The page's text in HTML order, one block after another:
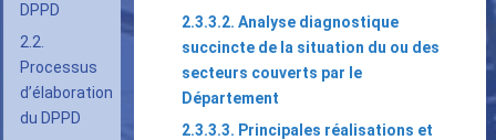
DPPD
2.2.
Processus
d’élaboration
du DPPD
2.3.3.2. Analyse diagnostique
succincte de la situation du ou des
secteurs couverts par le
Département
2.3.3.3. Principales réalisations et